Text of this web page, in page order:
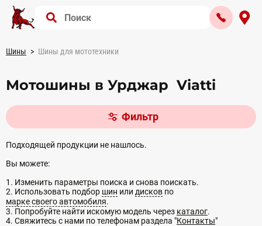
Шины Шины для мототехники
Мотошины в Урджар Viatti
Фильтр
Подходящей продукции не нашлось.
Вы можете:
1. Изменить параметры поиска и снова поискать.
2. Использовать подбор шин или дисков по
марке своего автомобиля.
3. Попробуйте найти искомую модель через каталог.
4. Свяжитесь с нами по телефонам раздела "Контакты"